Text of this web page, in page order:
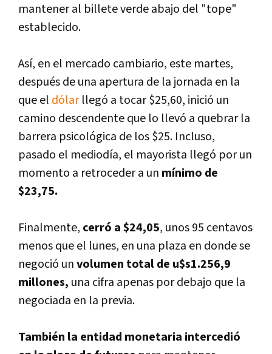
mantener al billete verde abajo del "tope"
establecido.
Así­, en el mercado cambiario, este martes,
después de una apertura de la jornada en la
que el dólarllegó a tocar $25,60, inició un
camino descendente que lo llevó a quebrar la
barrera psicológica de los $25. Incluso,
pasado el mediodí­a, el mayorista llegó por un
momento a retroceder a un mí­nimo de
$23,75.
Finalmente, cerró a $24,05, unos 95 centavos
menos que el lunes, en una plaza en donde se
negoció unvolumen total de u$s1.256,9
millones, una cifra apenas por debajo que la
negociada en la previa.
También la entidad monetaria intercedió